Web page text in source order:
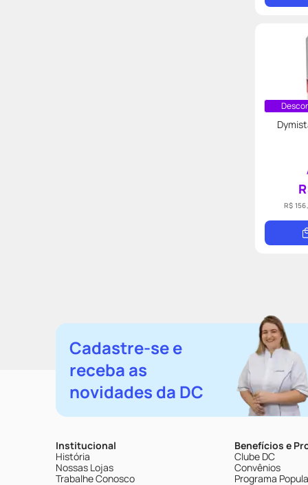
R$
Cadastre-se e
receba as
novidades da DC
Institucional
História
Nossas Lojas
Trabalhe Conosco
Benefícios e
Clube DC
Convênios
Programa